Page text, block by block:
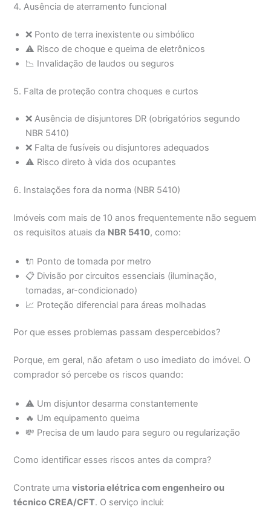
4. Ausência de aterramento funcional
❌ Ponto de terra inexistente ou simbólico
⚠️ Risco de choque e queima de eletrônicos
📉 Invalidação de laudos ou seguros
5. Falta de proteção contra choques e curtos
❌ Ausência de disjuntores DR (obrigatórios segundo
NBR 5410)
❌ Falta de fusíveis ou disjuntores adequados
⚠️ Risco direto à vida dos ocupantes
6. Instalações fora da norma (NBR 5410)
Imóveis com mais de 10 anos frequentemente não seguem
os requisitos atuais da NBR 5410, como:
🔌 Ponto de tomada por metro
📋 Divisão por circuitos essenciais (iluminação,
tomadas, ar-condicionado)
📈 Proteção diferencial para áreas molhadas
Por que esses problemas passam despercebidos?
Porque, em geral, não afetam o uso imediato do imóvel. O
comprador só percebe os riscos quando:
⚠️ Um disjuntor desarma constantemente
🔥 Um equipamento queima
💸 Precisa de um laudo para seguro ou regularização
Como identificar esses riscos antes da compra?
Contrate umavistoria elétrica com engenheiro ou
técnico CREA/CFT. O serviço inclui: